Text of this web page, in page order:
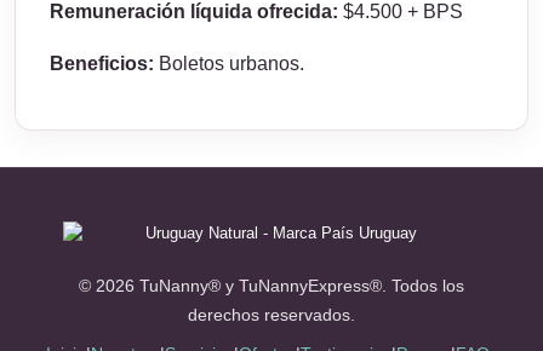
Remuneración líquida ofrecida: $4.500 + BPS
Beneficios: Boletos urbanos.
© 2026 TuNanny® y TuNannyExpress®. Todos los
derechos reservados.